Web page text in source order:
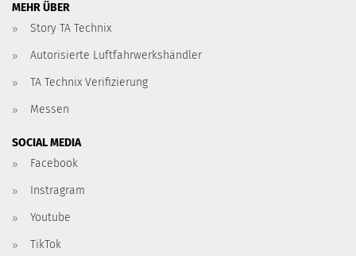
MEHR ÜBER
Story TA Technix
Autorisierte Luftfahrwerkshändler
TA Technix Verifizierung
Messen
SOCIAL MEDIA
Facebook
Instragram
Youtube
TikTok